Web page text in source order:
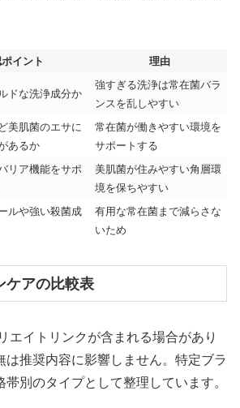
イント 理由
ドな洗浄成分か
強すぎる洗浄は常在菌バラ
ンスを乱しやすい
美肌菌のエサに
あるか
常在菌が働きやすい環境を
サポートする
リア機能をサポ
美肌菌が住みやすい角層環
境を保ちやすい
ルや強い殺菌成
有用な常在菌まで減らさな
いため
ケアの比較表
エイトリンクが含まれる場合があり
は推奨内容に影響しません。特定ブラ
帯別のタイプとして整理しています。